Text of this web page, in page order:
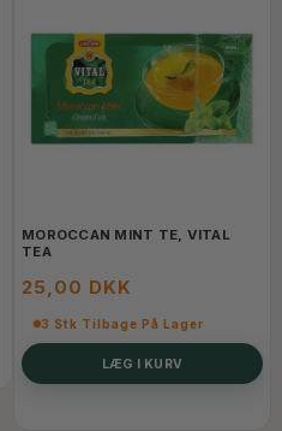
MOROCCAN MINT TE, VITAL
TEA
25,00 DKK
3 Stk Tilbage På Lager
LÆG I KURV